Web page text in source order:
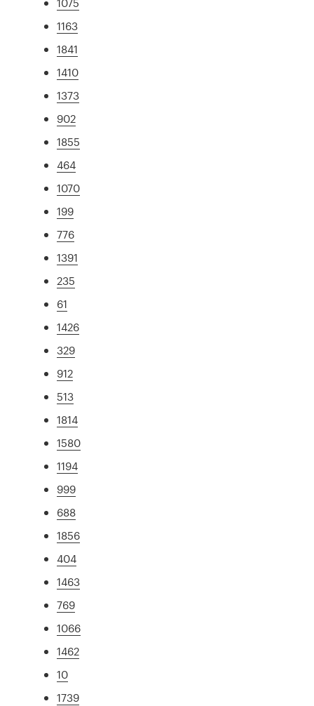
1163
1841
1410
1373
902
1855
464
1070
199
776
1391
235
61
1426
329
912
513
1814
1580
1194
999
688
1856
404
1463
769
1066
1462
10
1739